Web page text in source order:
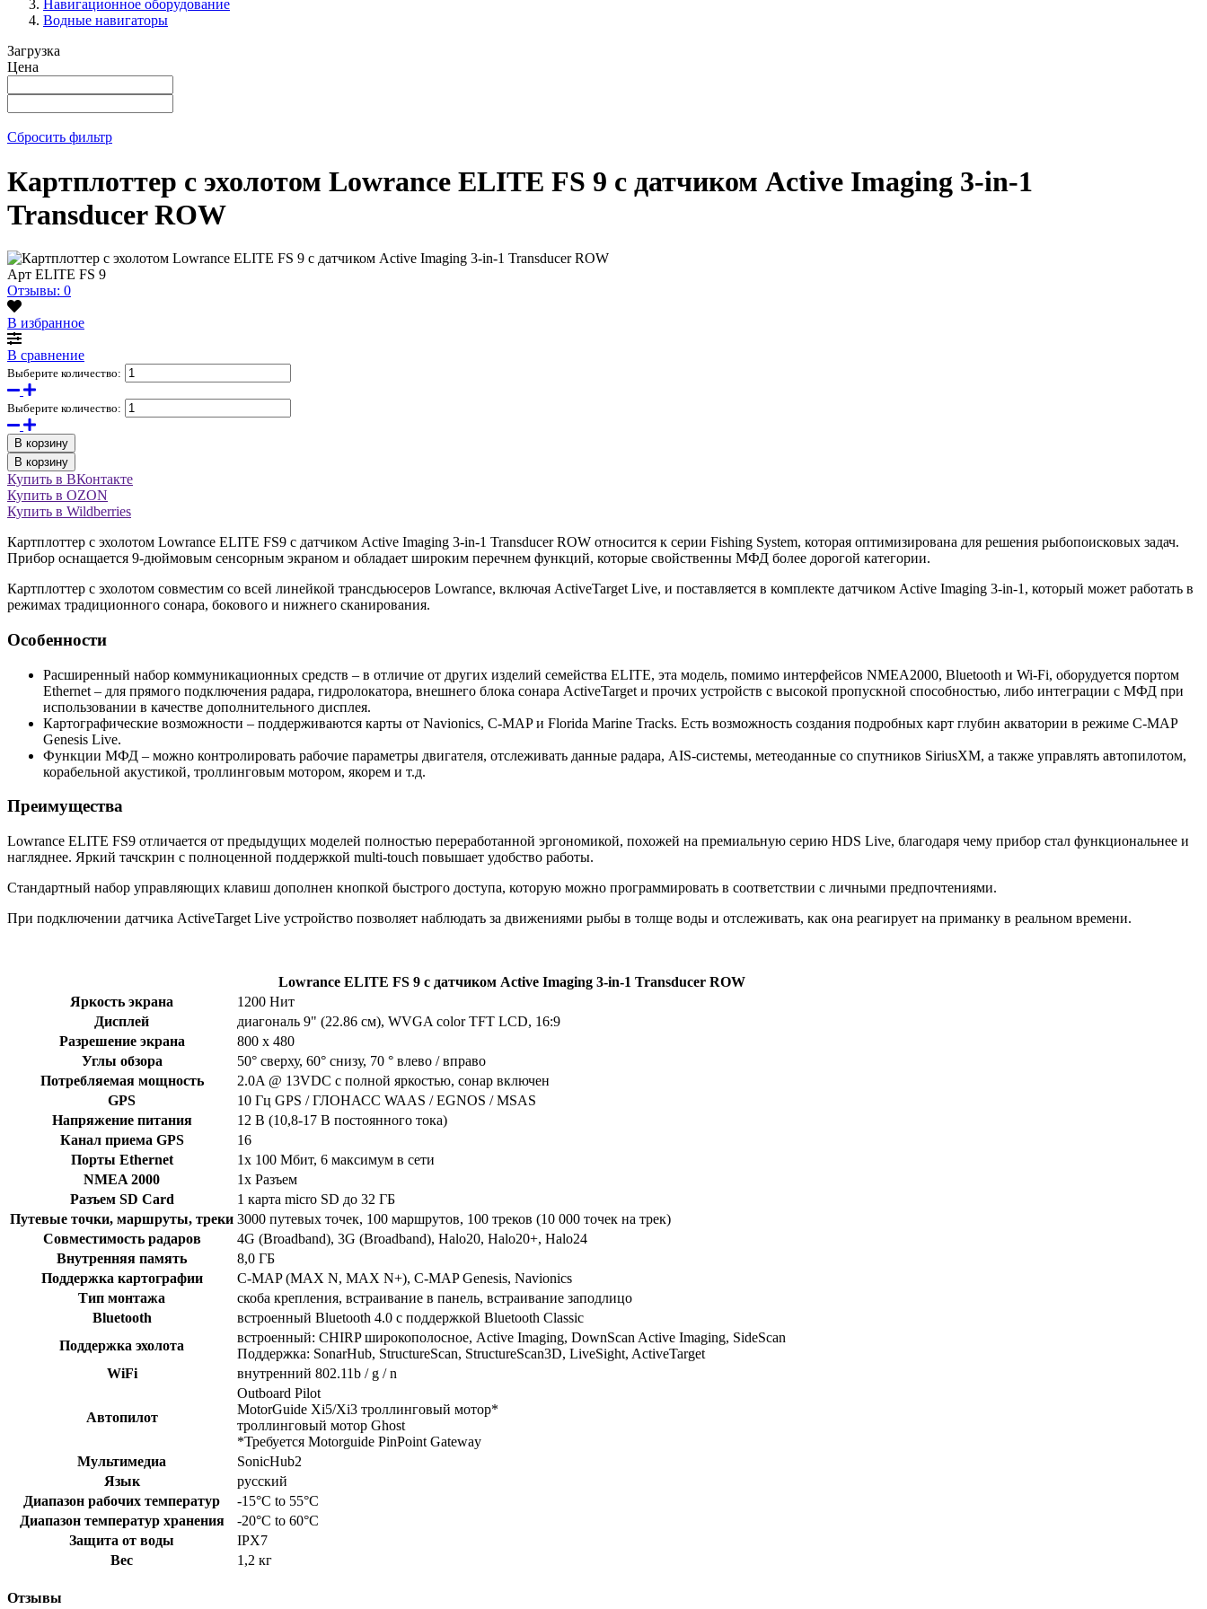
Навигационное оборудование
Водные навигаторы
Загрузка
Цена
Сбросить фильтр
Картплоттер с эхолотом Lowrance ELITE FS 9 с датчиком Active Imaging 3-in-1
Transducer ROW
Арт ELITE FS 9
Отзывы: 0
В избранное
В сравнение
Выберите количество:
Выберите количество:
В корзину
В корзину
Купить в ВКонтакте
Купить в OZON
Купить в Wildberries
Картплоттер с эхолотом Lowrance ELITE FS9 с датчиком Active Imaging 3-in-1 Transducer ROW относится к серии Fishing System, которая оптимизирована для решения рыбопоисковых задач.
Прибор оснащается 9-дюймовым сенсорным экраном и обладает широким перечнем функций, которые свойственны МФД более дорогой категории.
Картплоттер с эхолотом совместим со всей линейкой трансдьюсеров Lowrance, включая ActiveTarget Live, и поставляется в комплекте датчиком Active Imaging 3-in-1, который может работать в
режимах традиционного сонара, бокового и нижнего сканирования.
Особенности
Расширенный набор коммуникационных средств – в отличие от других изделий семейства ELITE, эта модель, помимо интерфейсов NMEA2000, Bluetooth и Wi-Fi, оборудуется портом
Ethernet – для прямого подключения радара, гидролокатора, внешнего блока сонара ActiveTarget и прочих устройств с высокой пропускной способностью, либо интеграции с МФД при
использовании в качестве дополнительного дисплея.
Картографические возможности – поддерживаются карты от Navionics, C-MAP и Florida Marine Tracks. Есть возможность создания подробных карт глубин акватории в режиме C-MAP
Genesis Live.
Функции МФД – можно контролировать рабочие параметры двигателя, отслеживать данные радара, AIS-системы, метеоданные со спутников SiriusXM, а также управлять автопилотом,
корабельной акустикой, троллинговым мотором, якорем и т.д.
Преимущества
Lowrance ELITE FS9 отличается от предыдущих моделей полностью переработанной эргономикой, похожей на премиальную серию HDS Live, благодаря чему прибор стал функциональнее и
нагляднее. Яркий тачскрин с полноценной поддержкой multi-touch повышает удобство работы.
Стандартный набор управляющих клавиш дополнен кнопкой быстрого доступа, которую можно программировать в соответствии с личными предпочтениями.
При подключении датчика ActiveTarget Live устройство позволяет наблюдать за движениями рыбы в толще воды и отслеживать, как она реагирует на приманку в реальном времени.
Lowrance ELITE FS 9 с датчиком Active Imaging 3-in-1 Transducer ROW
Яркость экрана
1200 Нит
Дисплей
диагональ 9" (22.86 см), WVGA color TFT LCD, 16:9
Разрешение экрана
800 x 480
Углы обзора
50° сверху, 60° снизу, 70 ° влево / вправо
Потребляемая мощность
2.0A @ 13VDC с полной яркостью, сонар включен
GPS
10 Гц GPS / ГЛОНАСС WAAS / EGNOS / MSAS
Напряжение питания
12 В (10,8-17 В постоянного тока)
Канал приема GPS
16
Порты Ethernet
1x 100 Мбит, 6 максимум в сети
NMEA 2000
1x Разъем
Разъем SD Card
1 карта micro SD до 32 ГБ
Путевые точки, маршруты, треки 3000 путевых точек, 100 маршрутов, 100 треков (10 000 точек на трек)
Совместимость радаров
4G (Broadband), 3G (Broadband), Halo20, Halo20+, Halo24
Внутренняя память
8,0 ГБ
Поддержка картографии
C-MAP (MAX N, MAX N+), C-MAP Genesis, Navionics
Тип монтажа
скоба крепления, встраивание в панель, встраивание заподлицо
Bluetooth
встроенный Bluetooth 4.0 с поддержкой Bluetooth Classic
Поддержка эхолота
встроенный: CHIRP широкополосное, Active Imaging, DownScan Active Imaging, SideScan
Поддержка: SonarHub, StructureScan, StructureScan3D, LiveSight, ActiveTarget
WiFi
внутренний 802.11b / g / n
Автопилот
Outboard Pilot
MotorGuide Xi5/Xi3 троллинговый мотор*
троллинговый мотор Ghost
*Требуется Motorguide PinPoint Gateway
Мультимедиа
SonicHub2
Язык
русский
Диапазон рабочих температур
-15°C to 55°C
Диапазон температур хранения
-20°C to 60°C
Защита от воды
IPX7
Вес
1,2 кг
Отзывы